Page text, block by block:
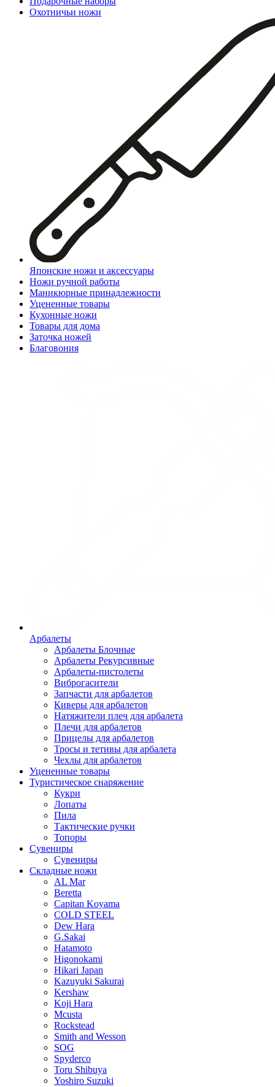
Охотничьи ножи
Японские ножи и аксессуары
Ножи ручной работы
Маникюрные принадлежности
Уцененные товары
Кухонные ножи
Товары для дома
Заточка ножей
Благовония
Арбалеты
Арбалеты Блочные
Арбалеты Рекурсивные
Арбалеты-пистолеты
Виброгасители
Запчасти для арбалетов
Киверы для арбалетов
Натяжители плеч для арбалета
Плечи для арбалетов
Прицелы для арбалетов
Тросы и тетивы для арбалета
Чехлы для арбалетов
Уцененные товары
Туристическое снаряжение
Кукри
Лопаты
Пила
Тактические ручки
Топоры
Сувениры
Сувениры
Складные ножи
AL Mar
Beretta
Capitan Koyama
COLD STEEL
Dew Hara
G.Sakai
Hatamoto
Higonokami
Hikari Japan
Kazuyuki Sakurai
Kershaw
Koji Hara
Mcusta
Rockstead
Smith and Wesson
SOG
Spyderco
Toru Shibuya
Yoshiro Suzuki